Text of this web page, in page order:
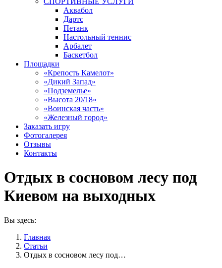
Аквабол
Дартс
Петанк
Настольный теннис
Арбалет
Баскетбол
Площадки
«Крепость Камелот»
«Дикий Запад»
«Подземелье»
«Высота 20/18»
«Воинская часть»
«Железный город»
Заказать игру
Фотогалерея
Отзывы
Контакты
Отдых в сосновом лесу под
Киевом на выходных
Вы здесь:
Главная
Статьи
Отдых в сосновом лесу под…